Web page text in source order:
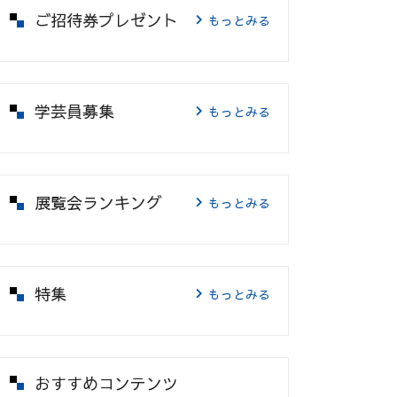
ご招待券プレゼント もっとみる
学芸員募集 もっとみる
展覧会ランキング もっとみる
特集 もっとみる
おすすめコンテンツ